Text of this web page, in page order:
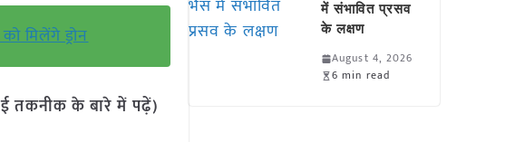
मिलेंगे ड्रोन
तकनीक के बारे में पढ़ें)
में संभावित प्रसव
के लक्षण
August 4, 2026
6 min read